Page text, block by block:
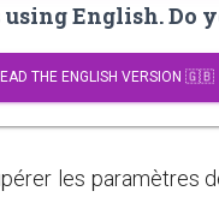
English. Do
THE ENGLISH VERSION 🇬🇧
les paramètres